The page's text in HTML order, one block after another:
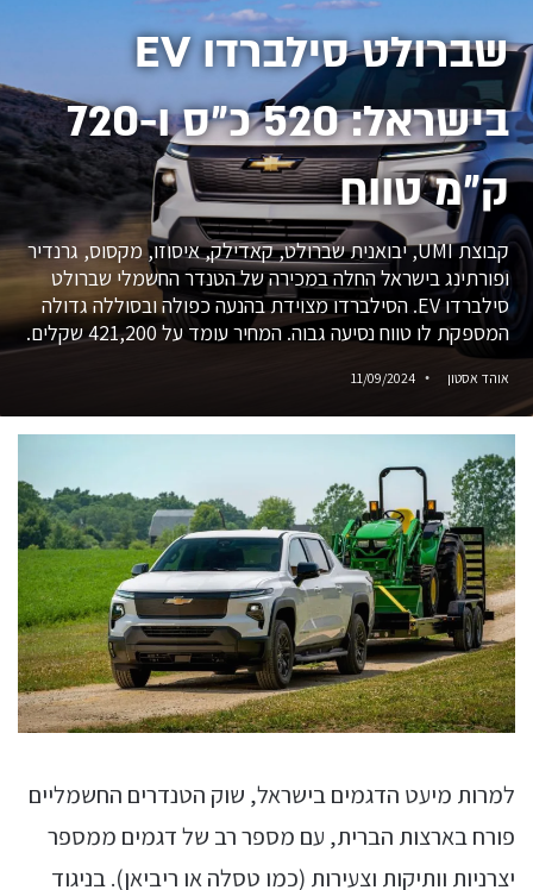
שברולט סילברדו EV
בישראל: 520 כ״ס ו-720
ק״מ טווח
קבוצת UMI, יבואנית שברולט, קאדילק, איסוזו, מקסוס, גרנדיר
ופורתינג בישראל החלה במכירה של הטנדר החשמלי שברולט
סילברדו EV. הסילברדו מצוידת בהנעה כפולה ובסוללה גדולה
המספקת לו טווח נסיעה גבוה. המחיר עומד על 421,200 שקלים.
אוהד אסטון 11/09/2024
למרות מיעט הדגמים בישראל, שוק הטנדרים החשמליים
פורח בארצות הברית, עם מספר רב של דגמים ממספר
יצרניות וותיקות וצעירות (כמו טסלה או ריביאן). בניגוד